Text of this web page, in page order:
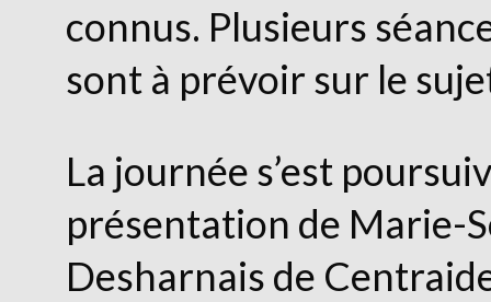
connus. Plusieurs
sont à prévoir sur le
La journée s’est
présentation de Marie-
Desharnais de